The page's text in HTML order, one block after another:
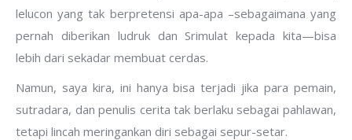
lelucon yang tak berpretensi apa-apa –sebagaimana yang
pernah diberikan ludruk dan Srimulat kepada kita—bisa
lebih dari sekadar membuat cerdas.
Namun, saya kira, ini hanya bisa terjadi jika para pemain,
sutradara, dan penulis cerita tak berlaku sebagai pahlawan,
tetapi lincah meringankan diri sebagai sepur-setar.